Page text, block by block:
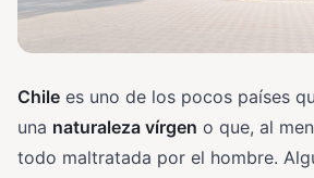
Chile es uno de los pocos países
una naturaleza vírgen o que, al
todo maltratada por el hombre.